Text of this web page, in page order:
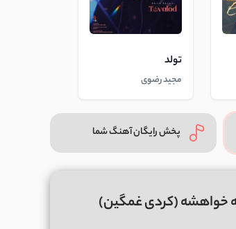
تولد
مجید رضوی
پخش رایگان آهنگ شما
خواهشه (کردی غمگین)